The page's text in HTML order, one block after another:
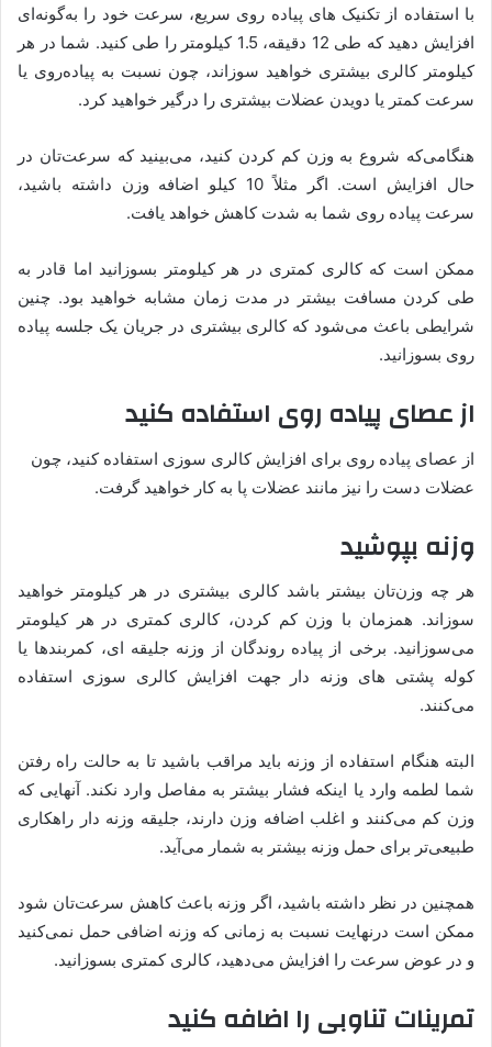
با استفاده از تکنیک های پیاده روی سریع، سرعت خود را به‌گونه‌ای
افزایش دهید که طی 12 دقیقه، 1.5 کیلومتر را طی کنید. شما در هر
کیلومتر کالری بیشتری خواهید سوزاند، چون نسبت به پیاده‌روی یا
سرعت کمتر یا دویدن عضلات بیشتری را درگیر خواهید کرد.
هنگامی‌که شروع به وزن کم کردن کنید، می‌بینید که سرعت‌تان در
حال افزایش است. اگر مثلاً 10 کیلو اضافه وزن داشته باشید،
سرعت پیاده روی شما به شدت کاهش خواهد یافت.
ممکن است که کالری کمتری در هر کیلومتر بسوزانید اما قادر به
طی کردن مسافت بیشتر در مدت زمان مشابه خواهید بود. چنین
شرایطی باعث می‌شود که کالری بیشتری در جریان یک جلسه پیاده
روی بسوزانید.
از عصای پیاده روی استفاده کنید
از عصای پیاده روی برای افزایش کالری سوزی استفاده کنید، چون
عضلات دست را نیز مانند عضلات پا به کار خواهید گرفت.
وزنه بپوشید
هر چه وزن‌تان بیشتر باشد کالری بیشتری در هر کیلومتر خواهید
سوزاند. همزمان با وزن کم کردن، کالری کمتری در هر کیلومتر
می‌سوزانید. برخی از پیاده روندگان از وزنه جلیقه ای، کمربندها یا
کوله پشتی های وزنه دار جهت افزایش کالری سوزی استفاده
می‌کنند.
البته هنگام استفاده از وزنه باید مراقب باشید تا به حالت راه رفتن
شما لطمه وارد یا اینکه فشار بیشتر به مفاصل وارد نکند. آنهایی که
وزن کم می‌کنند و اغلب اضافه وزن دارند، جلیقه وزنه دار راهکاری
طبیعی‌تر برای حمل وزنه بیشتر به شمار می‌آید.
همچنین در نظر داشته باشید، اگر وزنه باعث کاهش سرعت‌تان شود
ممکن است درنهایت نسبت به زمانی که وزنه اضافی حمل نمی‌کنید
و در عوض سرعت را افزایش می‌دهید، کالری کمتری بسوزانید.
تمرینات تناوبی را اضافه کنید